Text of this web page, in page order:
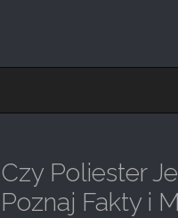
Czy Poliester
Poznaj Fakty i